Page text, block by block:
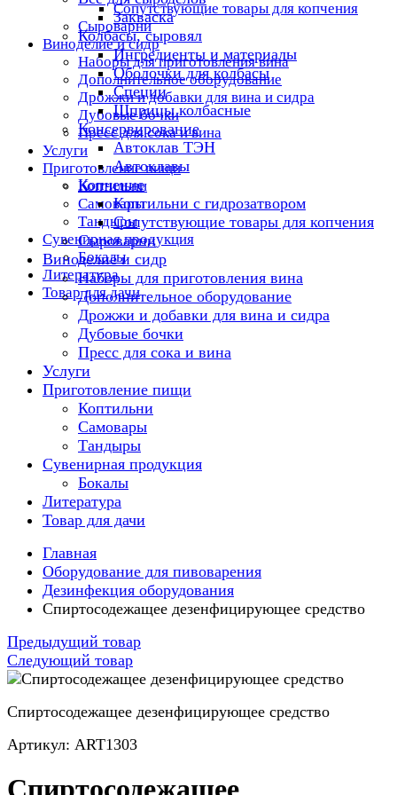
Сопутствующие товары для копчения
Сыроварни
Виноделие и сидр
Наборы для приготовления вина
Дополнительное оборудование
Дрожжи и добавки для вина и сидра
Дубовые бочки
Пресс для сока и вина
Услуги
Приготовление пищи
Коптильни
Самовары
Тандыры
Сувенирная продукция
Бокалы
Литература
Товар для дачи
Закваска
Колбасы, сыровял
Ингредиенты и материалы
Оболочки для колбасы
Специи
Шприцы колбасные
Консервирование
Автоклав ТЭН
Автоклавы
Копчение
Коптильни с гидрозатвором
Сопутствующие товары для копчения
Сыроварни
Виноделие и сидр
Наборы для приготовления вина
Дополнительное оборудование
Дрожжи и добавки для вина и сидра
Дубовые бочки
Пресс для сока и вина
Услуги
Приготовление пищи
Коптильни
Самовары
Тандыры
Сувенирная продукция
Бокалы
Литература
Товар для дачи
Главная
Оборудование для пивоварения
Дезинфекция оборудования
Спиртосодежащее дезенфицирующее средство
Предыдущий товар
Следующий товар
Спиртосодежащее дезенфицирующее средство
Артикул: ART1303